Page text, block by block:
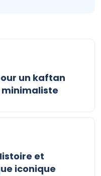
un kaftan
et
iconique